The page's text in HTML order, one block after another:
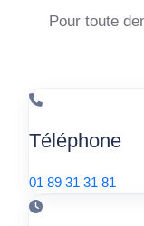
Pour toute
Téléphone
01 89 31 31 81